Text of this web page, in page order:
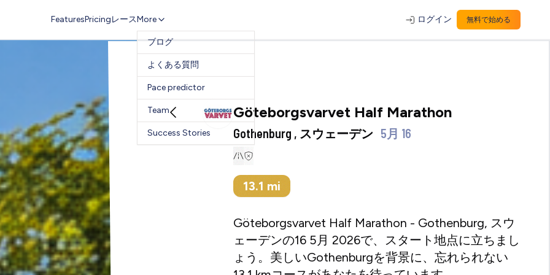
FeaturesPricingレースMore
ブログ
よくある質問
Pace predictor
Team
Success Stories
ログイン 無料で始める
Göteborgsvarvet Half Marathon
Gothenburg , スウェーデン 5月 16
13.1 mi
Göteborgsvarvet Half Marathon - Gothenburg, スウ
ェーデンの16 5月 2026で、スタート地点に立ちまし
ょう。美しいGothenburgを背景に、忘れられない